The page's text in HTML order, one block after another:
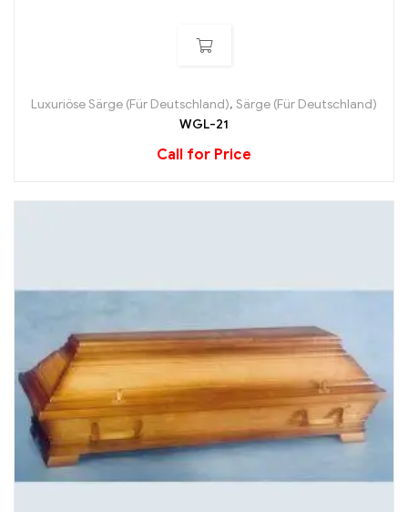
Luxuriöse Särge (Für Deutschland), Särge (Für Deutschland)
WGL-21
Call for Price